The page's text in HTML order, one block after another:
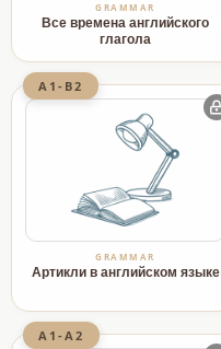
GRAMMAR
Все времена английского
глагола
A1-B2
GRAMMAR
Артикли в английском языке
A1-A2